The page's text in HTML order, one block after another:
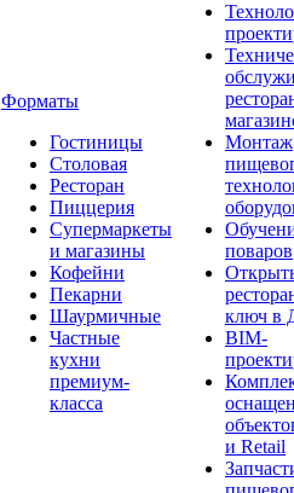
Форматы
Гостиницы
Столовая
Ресторан
Пиццерия
Супермаркеты
и магазины
Кофейни
Пекарни
Шаурмичные
Частные
кухни
премиум-
класса
Монтаж
поваров
ключ в
BIM-
и Retail